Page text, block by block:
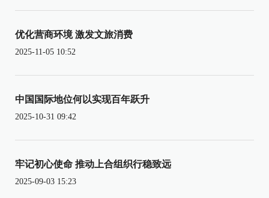
优化营商环境 激发文旅消费
2025-11-05 10:52
中国国际地位何以实现百年跃升
2025-10-31 09:42
牢记初心使命 推动上合组织行稳致远
2025-09-03 15:23